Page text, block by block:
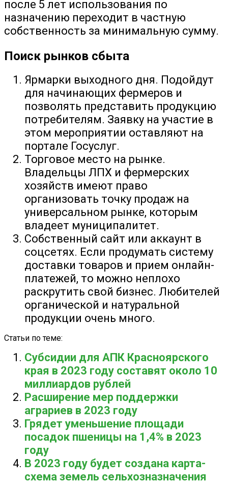
после 5 лет использования по
назначению переходит в частную
собственность за минимальную сумму.
Поиск рынков сбыта
Ярмарки выходного дня. Подойдут
для начинающих фермеров и
позволять представить продукцию
потребителям. Заявку на участие в
этом мероприятии оставляют на
портале Госуслуг.
Торговое место на рынке.
Владельцы ЛПХ и фермерских
хозяйств имеют право
организовать точку продаж на
универсальном рынке, которым
владеет муниципалитет.
Собственный сайт или аккаунт в
соцсетях. Если продумать систему
доставки товаров и прием онлайн-
платежей, то можно неплохо
раскрутить свой бизнес. Любителей
органической и натуральной
продукции очень много.
Статьи по теме:
Субсидии для АПК Красноярского
края в 2023 году составят около 10
миллиардов рублей
Расширение мер поддержки
аграриев в 2023 году
Грядет уменьшение площади
посадок пшеницы на 1,4% в 2023
году
В 2023 году будет создана карта-
схема земель сельхозназначения